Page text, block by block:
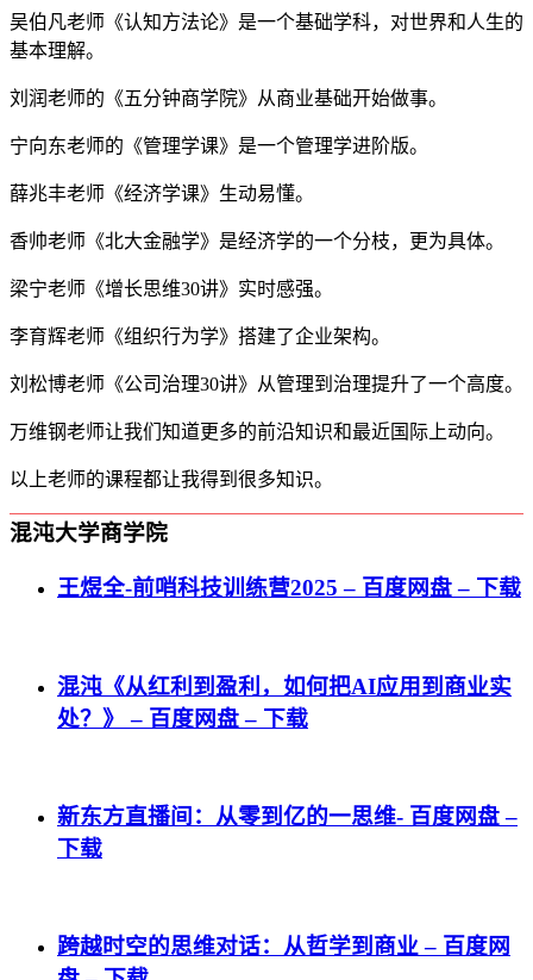
吴伯凡老师《认知方法论》是一个基础学科，对世界和人生的
基本理解。
刘润老师的《五分钟商学院》从商业基础开始做事。
宁向东老师的《管理学课》是一个管理学进阶版。
薛兆丰老师《经济学课》生动易懂。
香帅老师《北大金融学》是经济学的一个分枝，更为具体。
梁宁老师《增长思维30讲》实时感强。
李育辉老师《组织行为学》搭建了企业架构。
刘松博老师《公司治理30讲》从管理到治理提升了一个高度。
万维钢老师让我们知道更多的前沿知识和最近国际上动向。
以上老师的课程都让我得到很多知识。
混沌大学商学院
王煜全-前哨科技训练营2025 – 百度网盘 – 下载
混沌《从红利到盈利，如何把AI应用到商业实
处？》 – 百度网盘 – 下载
新东方直播间：从零到亿的一思维- 百度网盘 –
下载
跨越时空的思维对话：从哲学到商业 – 百度网